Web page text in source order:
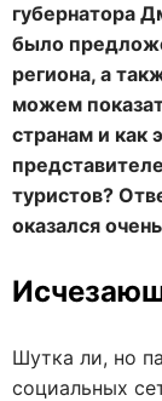
губернатора
было
региона, а
можем
странам и как
туристов?
оказался
Шутка ли, но
социальных